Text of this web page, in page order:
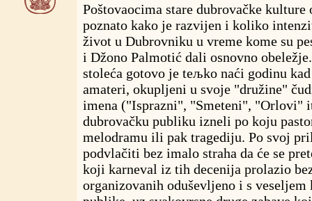
Poštovaocima stare dubrovačke kulture
poznato kako je razvijen i koliko
život u Dubrovniku u vreme kome su
i Džono Palmotić dali osnovno
stoleća gotovo je teљko naći godinu
amateri, okupljeni u svoje "družine"
imena ("Isprazni", "Smeteni", "Orlovi"
dubrovačku publiku izneli po koju
melodramu ili pak tragediju. Po svoj
podvlačiti bez imalo straha da će se
koji karneval iz tih decenija prolazio
organizovanih oduševljeno i s